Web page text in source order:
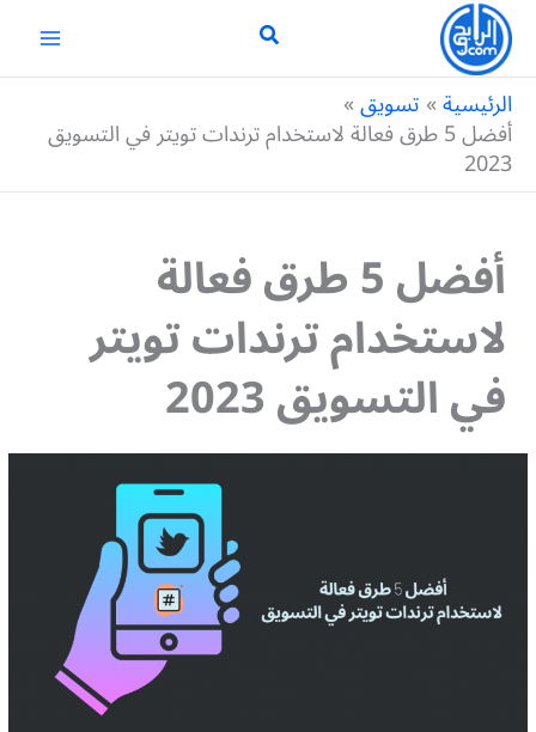
تخطي
المحتوى
الرئيسية تسويق
أفضل 5 طرق فعالة لاستخدام ترندات تويتر في التسويق
2023
أفضل 5 طرق فعالة
لاستخدام ترندات تويتر
في التسويق 2023